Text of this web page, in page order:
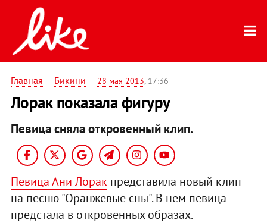
Главная — Бикини — 28 мая 2013, 17:36
Лорак показала фигуру
Певица сняла откровенный клип.
Певица Ани Лорак представила новый клип
на песню "Оранжевые сны". В нем певица
предстала в откровенных образах.